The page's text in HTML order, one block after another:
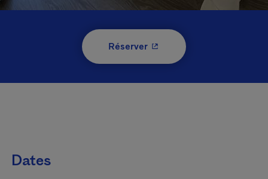
Réserver- Cet hyperlien s'ouvrira
Dates